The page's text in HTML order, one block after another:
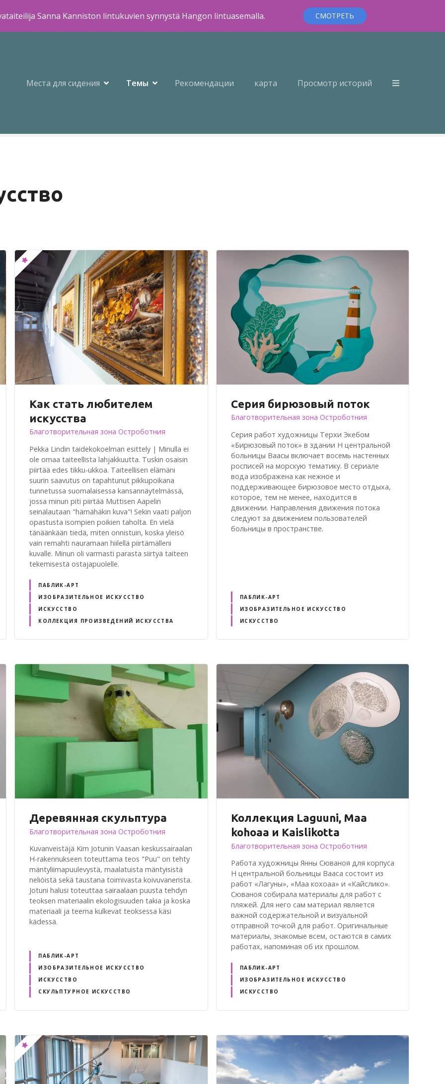
Sanna Kanniston lintukuvien synnystä Hangon lintuasemalla. СМОТРЕТЬ
Места для сидения Темы Рекомендации карта Просмотр историй
Как стать любителем
искусства
Благотворительная зона Остроботния
Pekka Lindin taidekokoelman esittely | Minulla ei
ole omaa taiteellista lahjakkuutta. Tuskin osaisin
piirtää edes tikku-ukkoa. Taiteellisen elämäni
suurin saavutus on tapahtunut pikkupoikana
tunnetussa suomalaisessa kansannäytelmässä,
jossa minun piti piirtää Muttisen Aapelin
seinälautaan "hämähäkin kuva"! Sekin vaati paljon
opastusta isompien poikien taholta. En vielä
tänäänkään tiedä, miten onnistuin, koska yleisö
vain remahti nauramaan hiilellä piirtämälleni
kuvalle. Minun oli varmasti parasta siirtyä taiteen
tekemisestä ostajapuolelle.
ПАБЛИК-АРТ
ИЗОБРАЗИТЕЛЬНОЕ ИСКУССТВО
ИСКУССТВО
КОЛЛЕКЦИЯ ПРОИЗВЕДЕНИЙ ИСКУССТВА
Серия бирюзовый поток
Благотворительная зона Остроботния
Серия работ художницы Терхи Экебом
«Бирюзовый поток» в здании H центральной
больницы Ваасы включает восемь настенных
росписей на морскую тематику. В сериале
вода изображена как нежное и
поддерживающее бирюзовое место отдыха,
которое, тем не менее, находится в
движении. Направления движения потока
следуют за движением пользователей
больницы в пространстве.
ПАБЛИК-АРТ
ИЗОБРАЗИТЕЛЬНОЕ ИСКУССТВО
ИСКУССТВО
Деревянная скульптура
Благотворительная зона Остроботния
Kuvanveistäjä Kim Jotunin Vaasan keskussairaalan
H-rakennukseen toteuttama teos "Puu" on tehty
mäntyliimapuulevystä, maalatuista mäntyisistä
neliöistä sekä taustana toimivasta koivuvanerista.
Jotuni halusi toteuttaa sairaalaan puusta tehdyn
teoksen materiaalin ekologisuuden takia ja koska
materiaali ja teema kulkevat teoksessa käsi
kädessä.
ПАБЛИК-АРТ
ИЗОБРАЗИТЕЛЬНОЕ ИСКУССТВО
ИСКУССТВО
СКУЛЬПТУРНОЕ ИСКУССТВО
Коллекция Laguuni, Maa
kohoaa и Kaislikotta
Благотворительная зона Остроботния
Работа художницы Янны Сюваноя для корпуса
H центральной больницы Вааса состоит из
работ «Лагуны», «Маа кохоаа» и «Кайслико».
Сюваноя собирала материалы для работ с
пляжей. Для него сам материал является
важной содержательной и визуальной
отправной точкой для работ. Оригинальные
материалы, знакомые всем, остаются в самих
работах, напоминая об их прошлом.
ПАБЛИК-АРТ
ИЗОБРАЗИТЕЛЬНОЕ ИСКУССТВО
ИСКУССТВО